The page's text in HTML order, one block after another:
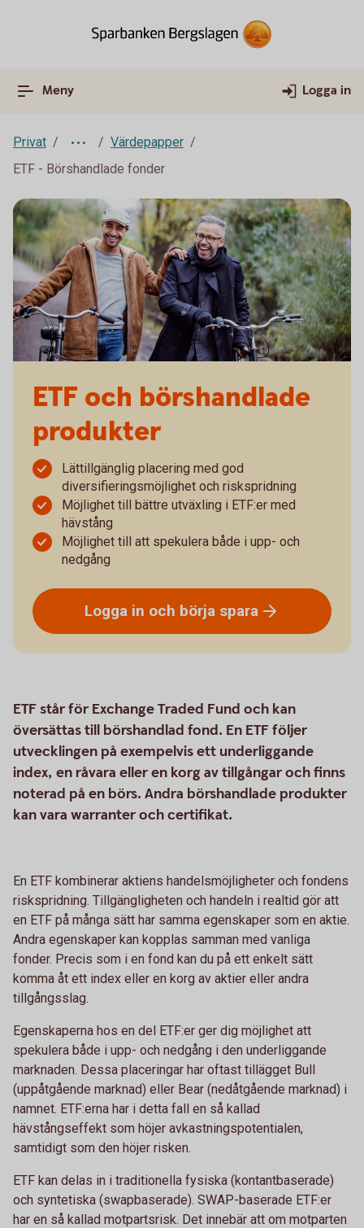
Meny Logga in
Privat
Värdepapper
ETF - Börshandlade fonder
ETF och börshandlade
produkter
Lättillgänglig placering med god
diversifieringsmöjlighet och riskspridning
Möjlighet till bättre utväxling i ETF:er med
hävstång
Möjlighet till att spekulera både i upp- och
nedgång
Logga in och börja spara
ETF står för Exchange Traded Fund och kan
översättas till börshandlad fond. En ETF följer
utvecklingen på exempelvis ett underliggande
index, en råvara eller en korg av tillgångar och finns
noterad på en börs. Andra börshandlade produkter
kan vara warranter och certifikat.
En ETF kombinerar aktiens handelsmöjligheter och fondens
riskspridning. Tillgängligheten och handeln i realtid gör att
en ETF på många sätt har samma egenskaper som en aktie.
Andra egenskaper kan kopplas samman med vanliga
fonder. Precis som i en fond kan du på ett enkelt sätt
komma åt ett index eller en korg av aktier eller andra
tillgångsslag.
Egenskaperna hos en del ETF:er ger dig möjlighet att
spekulera både i upp- och nedgång i den underliggande
marknaden. Dessa placeringar har oftast tillägget Bull
(uppåtgående marknad) eller Bear (nedåtgående marknad) i
namnet. ETF:erna har i detta fall en så kallad
hävstångseffekt som höjer avkastningspotentialen,
samtidigt som den höjer risken.
ETF kan delas in i traditionella fysiska (kontantbaserade)
och syntetiska (swapbaserade). SWAP-baserade ETF:er
har en så kallad motpartsrisk. Det innebär att om motparten